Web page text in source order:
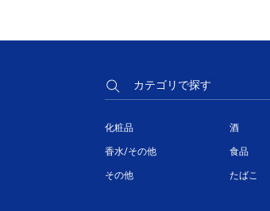
カテゴリで探す
化粧品 酒
香水/その他 食品
その他 たばこ